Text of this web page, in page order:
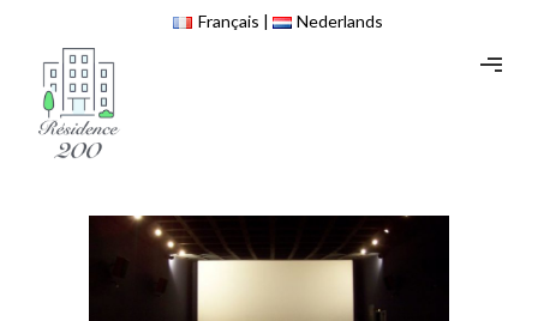
Français Nederlands